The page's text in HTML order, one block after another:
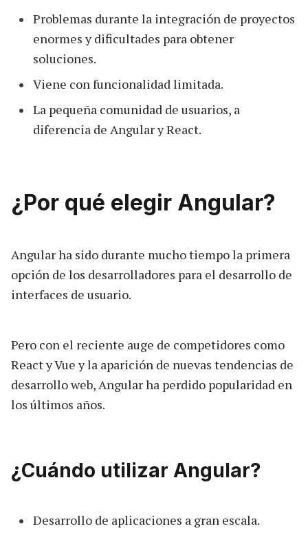
Problemas durante la integración de proyectos
enormes y dificultades para obtener
soluciones.
Viene con funcionalidad limitada.
La pequeña comunidad de usuarios, a
diferencia de Angular y React.
¿Por qué elegir Angular?
Angular ha sido durante mucho tiempo la primera
opción de los desarrolladores para el desarrollo de
interfaces de usuario.
Pero con el reciente auge de competidores como
React y Vue y la aparición de nuevas tendencias de
desarrollo web, Angular ha perdido popularidad en
los últimos años.
¿Cuándo utilizar Angular?
Desarrollo de aplicaciones a gran escala.